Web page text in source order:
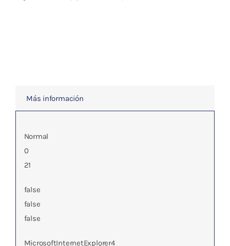
Más información
Normal
0
21
false
false
false
MicrosoftInternetExplorer4